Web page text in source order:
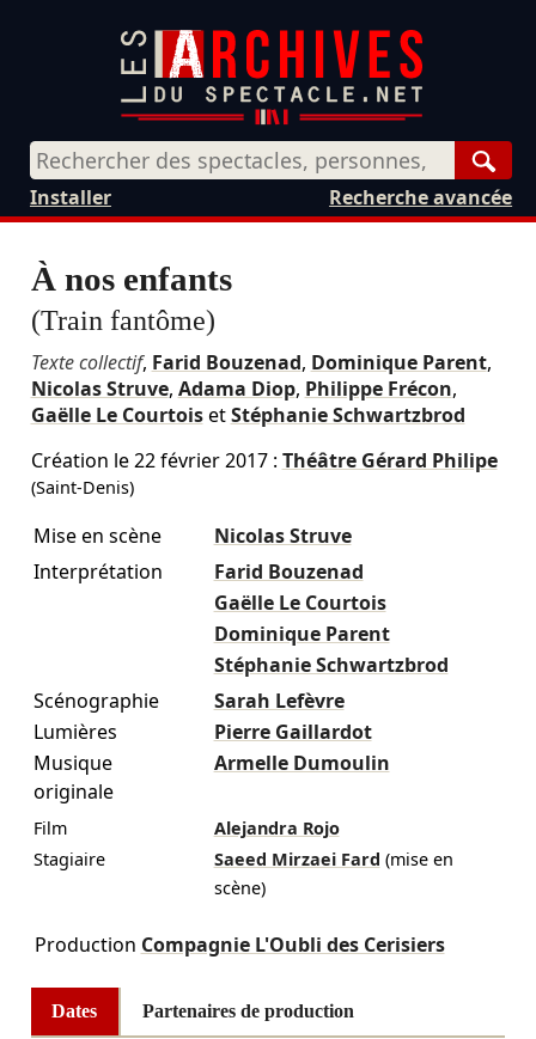
Recherche avancée
Installer
À nos enfants
(Train fantôme)
Texte collectif, Farid Bouzenad, Dominique Parent,
Nicolas Struve, Adama Diop, Philippe Frécon,
Gaëlle Le CourtoisetStéphanie Schwartzbrod
Création le22 février 2017: Théâtre Gérard Philipe
(Saint-Denis)
Mise en scène
Nicolas Struve
Interprétation
Farid Bouzenad
Gaëlle Le Courtois
Dominique Parent
Stéphanie Schwartzbrod
Scénographie
Sarah Lefèvre
Lumières
Pierre Gaillardot
Musique
originale
Armelle Dumoulin
Film
Alejandra Rojo
Stagiaire
Saeed Mirzaei Fard (mise en
scène)
Production Compagnie L'Oubli des Cerisiers
Dates Partenaires de production